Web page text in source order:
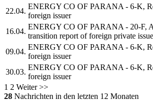
22.04.
ENERGY CO OF PARANA - 6-K,
foreign issuer
16.04.
ENERGY CO OF PARANA - 20-F,
transition report of foreign private
09.04.
ENERGY CO OF PARANA - 6-K,
foreign issuer
30.03.
ENERGY CO OF PARANA - 6-K,
foreign issuer
1 2 Weiter >>
28 Nachrichten in den letzten 12 Monaten